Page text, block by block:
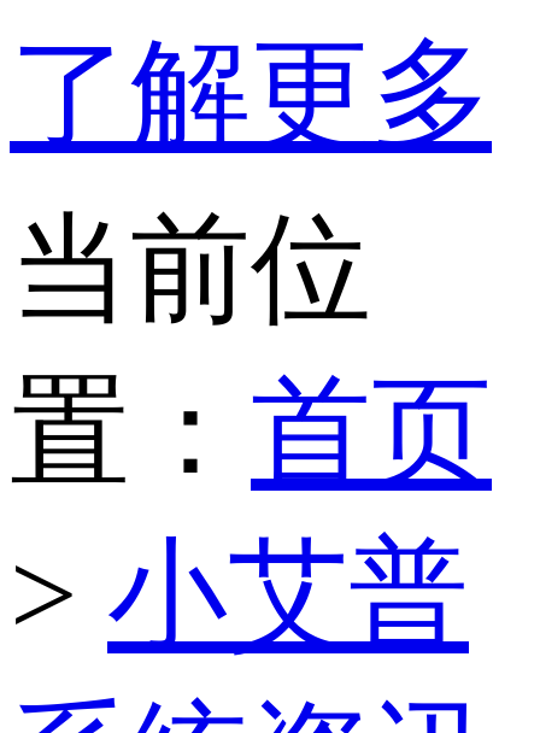
了解更多
当前位
置： 首页
> 小艾普